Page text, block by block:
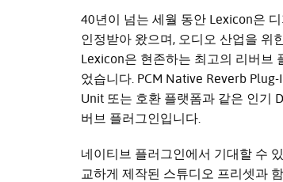
40년이 넘는 세월 동안 Lexicon은
인정받아 왔으며, 오디오 산업을 위
Lexicon은 현존하는 최고의 리버브
었습니다. PCM Native Reverb
Unit 또는 호환 플랫폼과 같은 인기
버브 플러그인입니다.
네이티브 플러그인에서 기대할 수
교하게 제작된 스튜디오 프리셋과